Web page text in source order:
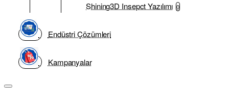
Shining3D Insepct Yazılımı 0
Endüstri Çözümleri
Kampanyalar